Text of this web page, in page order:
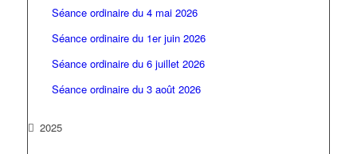
Séance ordinaire du 4 mai 2026
Séance ordinaire du 1er juin 2026
Séance ordinaire du 6 juillet 2026
Séance ordinaire du 3 août 2026
2025